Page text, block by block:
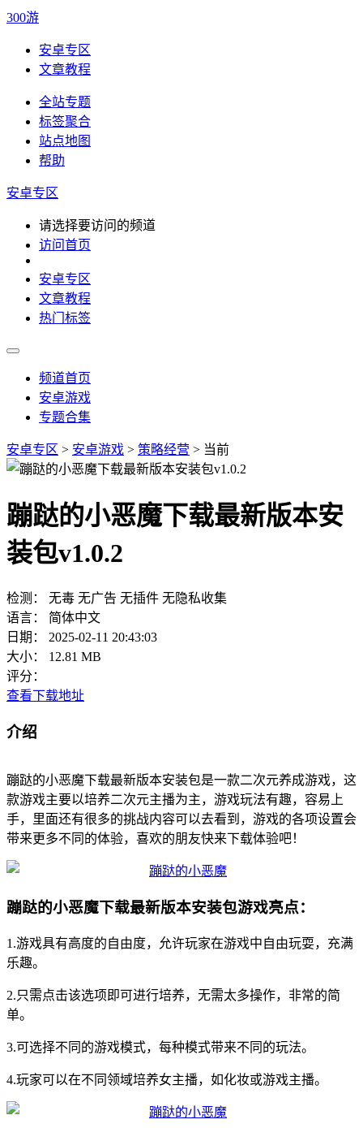
300游
安卓专区
文章教程
全站专题
标签聚合
站点地图
帮助
安卓专区
请选择要访问的频道
访问首页
安卓专区
文章教程
热门标签
频道首页
安卓游戏
专题合集
安卓专区 > 安卓游戏 > 策略经营 > 当前
蹦跶的小恶魔下载最新版本安
装包v1.0.2
检测： 无毒 无广告 无插件 无隐私收集
语言：
简体中文
日期：
2025-02-11 20:43:03
大小：
12.81 MB
评分：
查看下载地址
介绍
蹦跶的小恶魔下载最新版本安装包是一款二次元养成游戏，这
款游戏主要以培养二次元主播为主，游戏玩法有趣，容易上
手，里面还有很多的挑战内容可以去看到，游戏的各项设置会
带来更多不同的体验，喜欢的朋友快来下载体验吧！
蹦跶的小恶魔下载最新版本安装包游戏亮点：
1.游戏具有高度的自由度，允许玩家在游戏中自由玩耍，充满
乐趣。
2.只需点击该选项即可进行培养，无需太多操作，非常的简
单。
3.可选择不同的游戏模式，每种模式带来不同的玩法。
4.玩家可以在不同领域培养女主播，如化妆或游戏主播。